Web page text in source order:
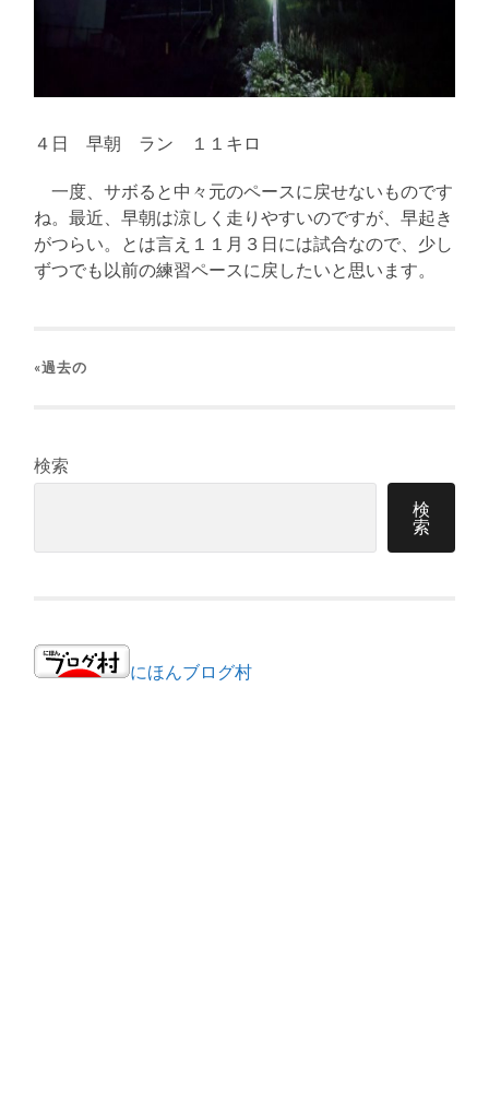
４日 早朝 ラン １１キロ
一度、サボると中々元のペースに戻せないものです
ね。最近、早朝は涼しく走りやすいのですが、早起き
がつらい。とは言え１１月３日には試合なので、少し
ずつでも以前の練習ペースに戻したいと思います。
«過去の
検索
検
索
にほんブログ村